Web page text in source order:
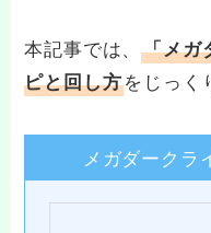
本記事では、「メガ
ピと回し方をじっく
メガダークラ